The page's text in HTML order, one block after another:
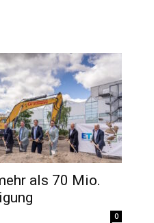
als 70 Mio.
0